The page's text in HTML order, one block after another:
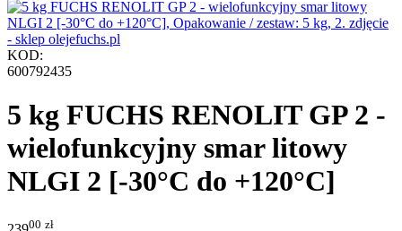
KOD:
600792435
5 kg FUCHS RENOLIT GP 2 -
wielofunkcyjny smar litowy
NLGI 2 [-30°C do +120°C]
00 zł